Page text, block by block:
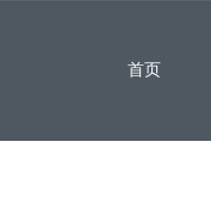
首页